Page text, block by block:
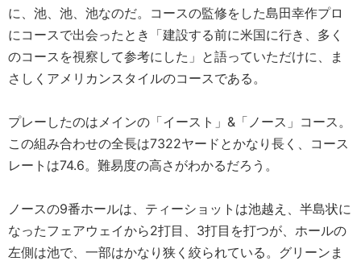
に、池、池、池なのだ。コースの監修をした島田幸作プロ
にコースで出会ったとき「建設する前に米国に行き、多く
のコースを視察して参考にした」と語っていただけに、ま
さしくアメリカンスタイルのコースである。
プレーしたのはメインの「イースト」&「ノース」コース。
この組み合わせの全長は7322ヤードとかなり長く、コース
レートは74.6。難易度の高さがわかるだろう。
ノースの9番ホールは、ティーショットは池越え、半島状に
なったフェアウェイから2打目、3打目を打つが、ホールの
左側は池で、一部はかなり狭く絞られている。グリーンま